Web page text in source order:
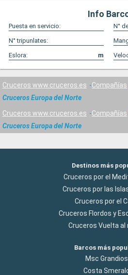
Info
Puesta en servicio:
N°
N° tripunlates:
Eslora:
m
Cruceros www.cruceros.es Compañías
Cruceros Europa del Norte
Cruceros www.cruceros.es Compañías
Cruceros Europa del Norte
Destinos más
Cruceros por el
Cruceros por las
Cruceros por el
Cruceros Flordos y
Cruceros Vuelta al
Barcos más
Msc
Costa